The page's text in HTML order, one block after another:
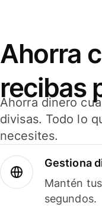
Ahorra
recibas
Ahorra dinero
divisas. Todo lo
necesites.
Gestiona
Mantén
segundos.